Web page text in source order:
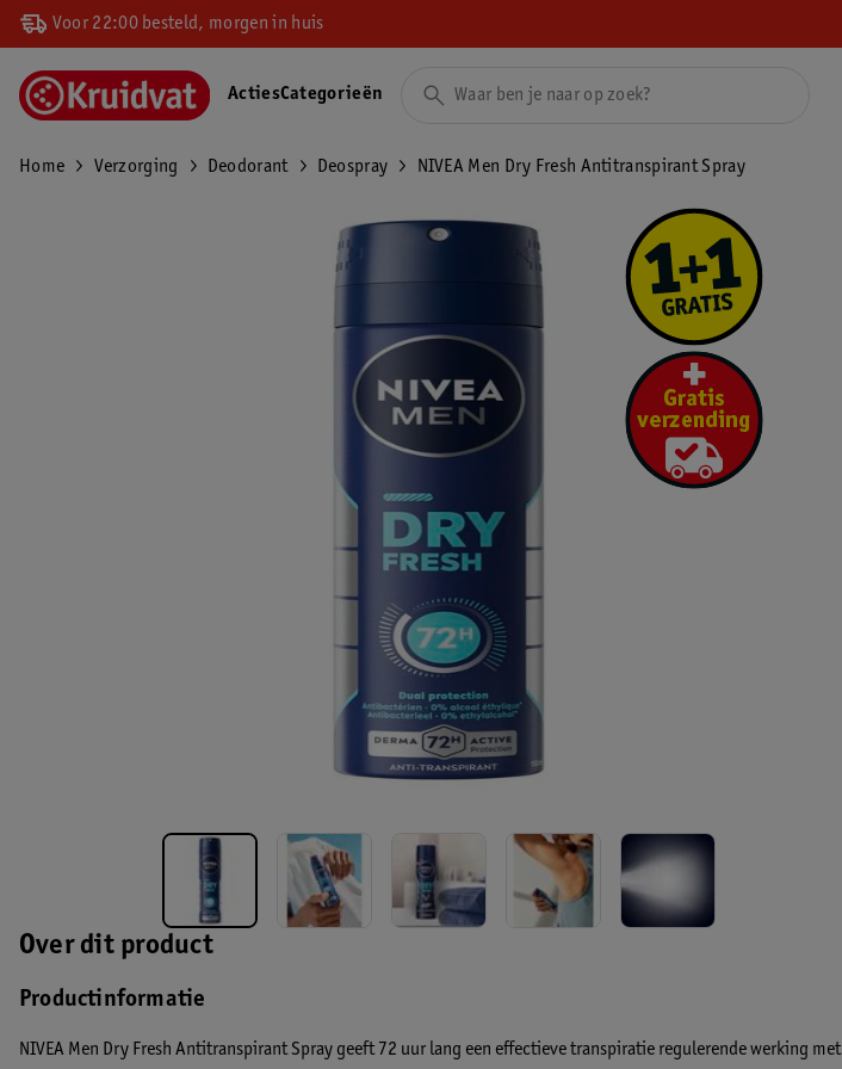
Voor 22:00 besteld, morgen in huis
ActiesCategorieën
Home Verzorging Deodorant Deospray NIVEA Men Dry Fresh Antitranspirant Spray
Over dit product
Productinformatie
NIVEA Men Dry Fresh Antitranspirant Spray geeft 72 uur lang een effectieve transpiratie regulerende werking met